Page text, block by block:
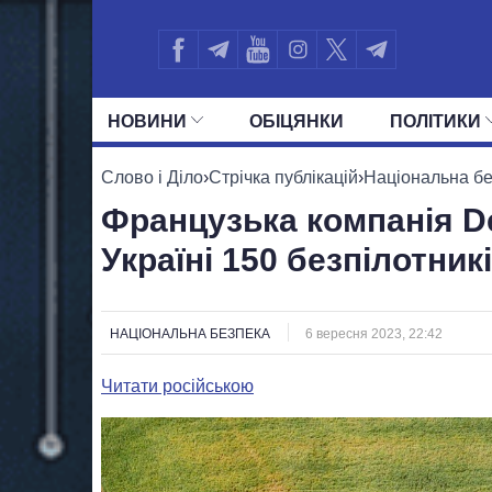
НОВИНИ ОБIЦЯНКИ ПОЛIТИКИ
УСІ ПОЛІТИКИ ПРЕЗИДЕНТ І
Слово і Діло›Стрічка публікацій›Національна
Французька компанія
Україні 150
НАЦІОНАЛЬНА БЕЗПЕКА 6 вересня 2023, 22:42
Читати російською